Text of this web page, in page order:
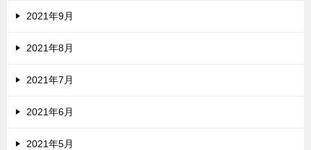
2021年9月
2021年8月
2021年7月
2021年6月
2021年5月